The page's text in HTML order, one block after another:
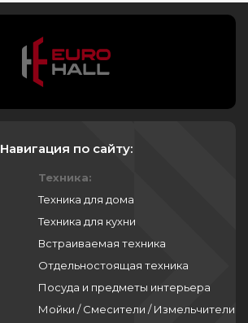
Навигация по сайту:
Техника:
Техника для дома
Техника для кухни
Встраиваемая техника
Отдельностоящая техника
Посуда и предметы интерьера
Мойки / Смесители / Измельчители